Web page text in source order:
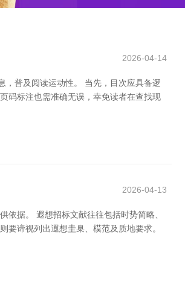
2026-04-14
，普及阅读运动性。 当先，目次应具备逻
码标注也需准确无误，幸免读者在查找现
2026-04-13
据。 遐想招标文献往往包括时势简略、
谛视列出遐想圭臬、模范及质地要求。